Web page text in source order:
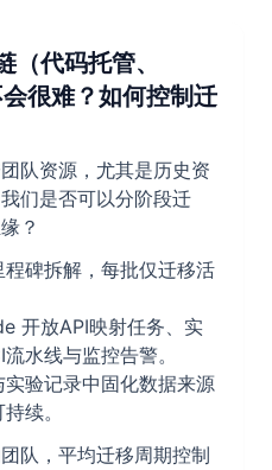
代码托管、
很难？如何控制迁
队资源，尤其是历史资
们是否可以分阶段迁
？
碑拆解，每批仅迁移活
开放API映射任务、实
水线与监控告警。
验记录中固化数据来源
续。
队，平均迁移周期控制